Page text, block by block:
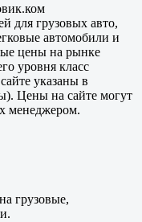
для грузовых авто,
автомобили и
цены на рынке
уровня класс
указаны в
Цены на сайте могут
менеджером.
грузовые,